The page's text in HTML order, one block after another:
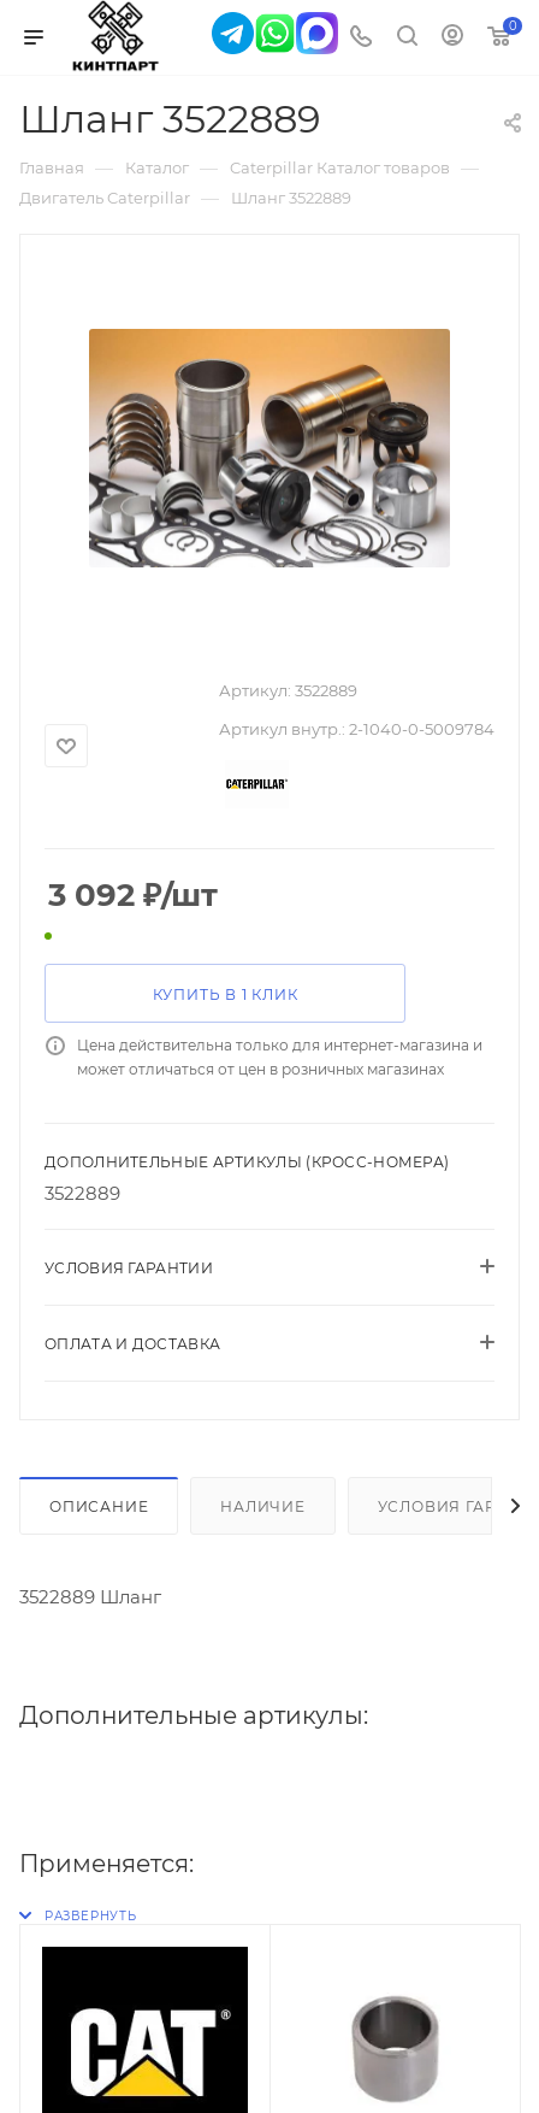
0
Шланг 3522889
Главная — Каталог — Caterpillar Каталог товаров —
Двигатель Caterpillar — Шланг 3522889
Артикул: 3522889
Артикул внутр.: 2-1040-0-5009784
3 092 ₽/шт
КУПИТЬ В 1 КЛИК
Цена действительна только для интернет-магазина и
может отличаться от цен в розничных магазинах
ДОПОЛНИТЕЛЬНЫЕ АРТИКУЛЫ (КРОСС-НОМЕРА)
3522889
УСЛОВИЯ ГАРАНТИИ
ОПЛАТА И ДОСТАВКА
ОПИСАНИЕ НАЛИЧИЕ УСЛОВИЯ
3522889 Шланг
Дополнительные артикулы:
Применяется: